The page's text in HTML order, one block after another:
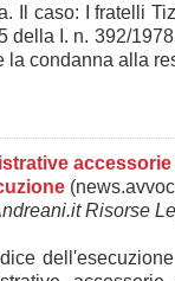
Il caso: I fratelli
della I. n. 392/
la condanna alla
accessorie
Risorse